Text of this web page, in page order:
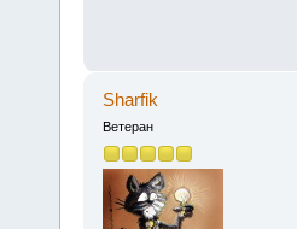
Sharfik
Ветеран